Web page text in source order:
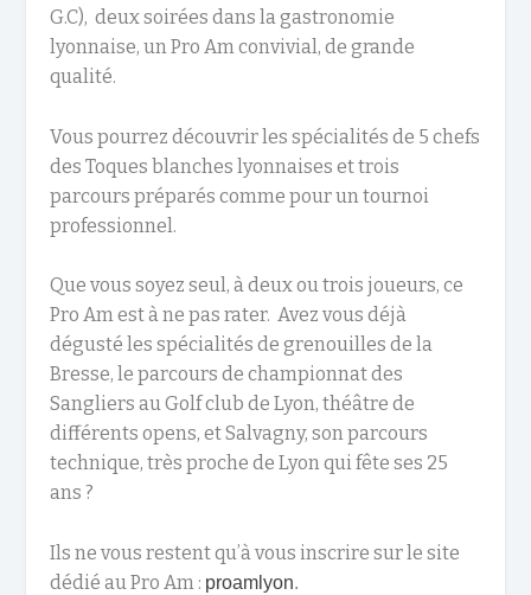
G.C), deux soirées dans la gastronomie
lyonnaise, un Pro Am convivial, de grande
qualité.
Vous pourrez découvrir les spécialités de 5 chefs
des Toques blanches lyonnaises et trois
parcours préparés comme pour un tournoi
professionnel.
Que vous soyez seul, à deux ou trois joueurs, ce
Pro Am est à ne pas rater. Avez vous déjà
dégusté les spécialités de grenouilles de la
Bresse, le parcours de championnat des
Sangliers au Golf club de Lyon, théâtre de
différents opens, et Salvagny, son parcours
technique, très proche de Lyon qui fête ses 25
ans ?
Ils ne vous restent qu’à vous inscrire sur le site
dédié au Pro Am : proamlyon.